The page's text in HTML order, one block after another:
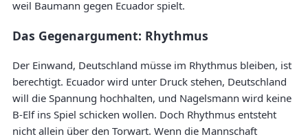
weil Baumann gegen Ecuador spielt.
Das Gegenargument: Rhythmus
Der Einwand, Deutschland müsse im Rhythmus bleiben, ist
berechtigt. Ecuador wird unter Druck stehen, Deutschland
will die Spannung hochhalten, und Nagelsmann wird keine
B-Elf ins Spiel schicken wollen. Doch Rhythmus entsteht
nicht allein über den Torwart. Wenn die Mannschaft